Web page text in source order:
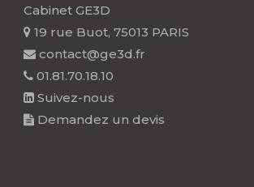
Cabinet GE3D
19 rue Buot, 75013 PARIS
contact@ge3d.fr
01.81.70.18.10
Suivez-nous
Demandez un devis